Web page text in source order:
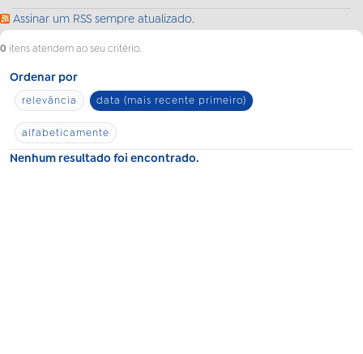
Assinar um RSS sempre atualizado.
0 itens atendem ao seu critério.
Ordenar por
relevância data (mais recente primeiro)
alfabeticamente
Nenhum resultado foi encontrado.